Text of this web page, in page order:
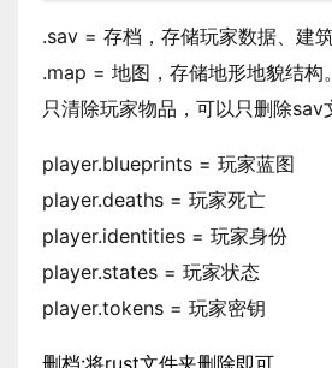
.sav = 存档，存储玩家数据、建筑
.map = 地图，存储地形地貌结构
只清除玩家物品，可以只删除sav
player.blueprints = 玩家蓝图
player.deaths = 玩家死亡
player.identities = 玩家身份
player.states = 玩家状态
player.tokens = 玩家密钥
删档:将rust文件夹删除即可